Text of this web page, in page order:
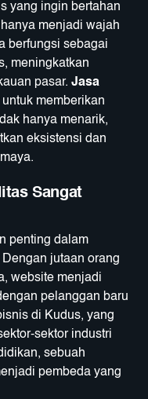
yang ingin bertahan
menjadi wajah
berfungsi sebagai
meningkatkan
pasar.Jasa
untuk memberikan
hanya menarik,
eksistensi dan
Sangat
penting dalam
jutaan orang
website menjadi
pelanggan baru
di Kudus, yang
sektor industri
sebuah
pembeda yang